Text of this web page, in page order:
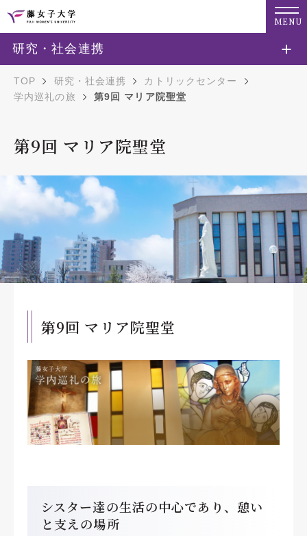
MENU
TOP 研究・社会連携
カトリックセンター
学内巡礼の旅
第9回 マリア院聖堂
第9回 マリア院聖堂
第9回 マリア院聖堂
シスター達の生活の中心であり、憩い
と支えの場所
研究・社会連携